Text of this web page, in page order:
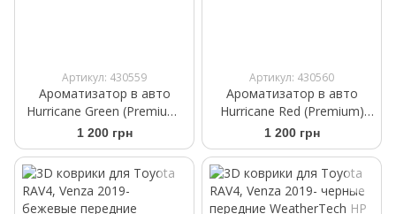
Артикул: 430559
Ароматизатор в авто
Hurricane Green (Premium)
Аромасаше на дефлектор
1 200 грн
Артикул: 430560
Ароматизатор в авто
Hurricane Red (Premium)
Аромасаше на дефлектор
1 200 грн